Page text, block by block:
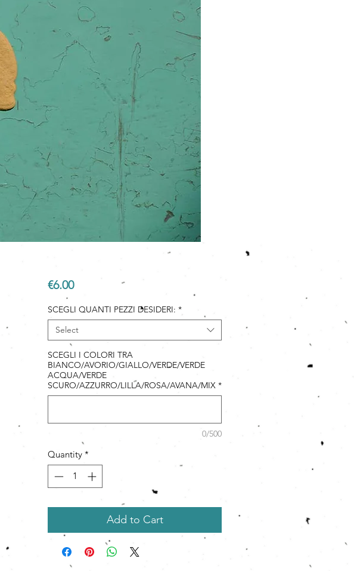
€6.00Price
SCEGLI QUANTI PEZZI DESIDERI: *
Select
SCEGLI I COLORI TRA
BIANCO/AVORIO/GIALLO/VERDE/VERDE
ACQUA/VERDE
SCURO/AZZURRO/LILLA/ROSA/AVANA/MIX *
0/500
Quantity *
Add to Cart